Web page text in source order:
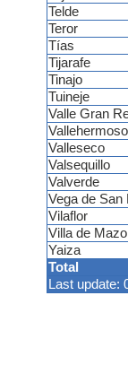
Total
Last update:
Telde
Teror
Tías
Tijarafe
Tinajo
Tuineje
Valle Gran
Vallehermoso
Valleseco
Valsequillo
Valverde
Vega de San
Vilaflor
Villa de Mazo
Yaiza